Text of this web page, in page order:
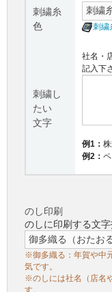
刺繍糸
色
刺繍
刺繍し
たい
文字
社名・
記入下
例1：
例2：
のし印刷
のしに印刷する文
※御多織る：年賀や中
気です。
※のしには社名（店名